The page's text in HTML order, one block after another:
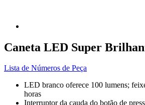
Caneta LED Super
Lista de Números de Peça
LED branco oferece 100 lumens;
horas
Interruptor da cauda do botão de